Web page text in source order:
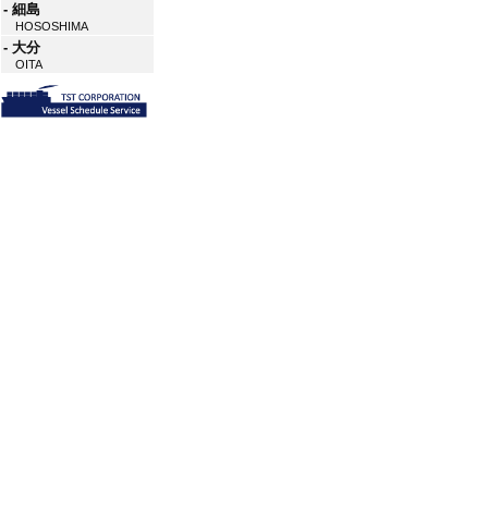
- 細島
HOSOSHIMA
- 大分
OITA